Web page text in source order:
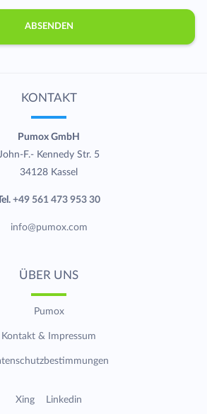
KONTAKT
Pumox GmbH
F.- Kennedy Str. 5
34128 Kassel
+49 561 473 953 30
info@pumox.com
ÜBER UNS
Pumox
Kontakt & Impressum
Xing Linkedin